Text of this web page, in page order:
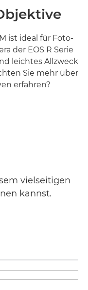
ist ideal für Foto-
der EOS R Serie
leichtes Allzweck
Sie mehr über
erfahren?
vielseitigen
kannst.